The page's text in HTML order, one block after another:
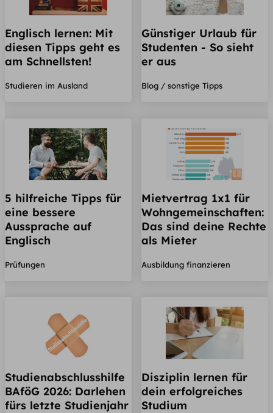
Englisch lernen: Mit
diesen Tipps geht es
am Schnellsten!
Studieren im Ausland
Günstiger Urlaub für
Studenten - So sieht
er aus
Blog / sonstige Tipps
5 hilfreiche Tipps für
eine bessere
Aussprache auf
Englisch
Prüfungen
Mietvertrag 1x1 für
Wohngemeinschaften:
Das sind deine Rechte
als Mieter
Ausbildung finanzieren
Studienabschlusshilfe
BAföG 2026: Darlehen
fürs letzte Studienjahr
Disziplin lernen für
dein erfolgreiches
Studium